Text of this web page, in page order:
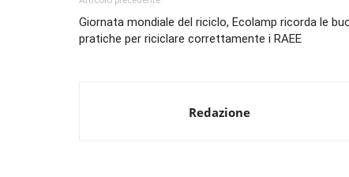
Giornata mondiale del riciclo, Ecolamp ricorda le
pratiche per riciclare correttamente i RAEE
Redazione